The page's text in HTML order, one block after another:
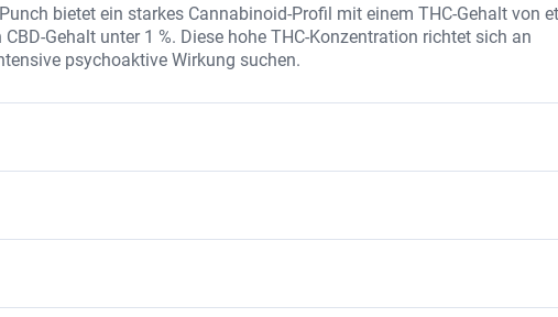
bietet ein starkes Cannabinoid-Profil mit einem THC-Gehalt von
Gehalt unter 1 %. Diese hohe THC-Konzentration richtet sich an
psychoaktive Wirkung suchen.
Konzentration sowie eine sorgfältige Mischung aus natürlichen
und die therapeutische Wirkung unterstützen. Black Cherry Punch wird
wirken
Noten, die stimmungsaufhellend wirken
Eigenschaften
Sorte, die für ihre süßen und fruchtigen Aromen bekannt ist. Diese